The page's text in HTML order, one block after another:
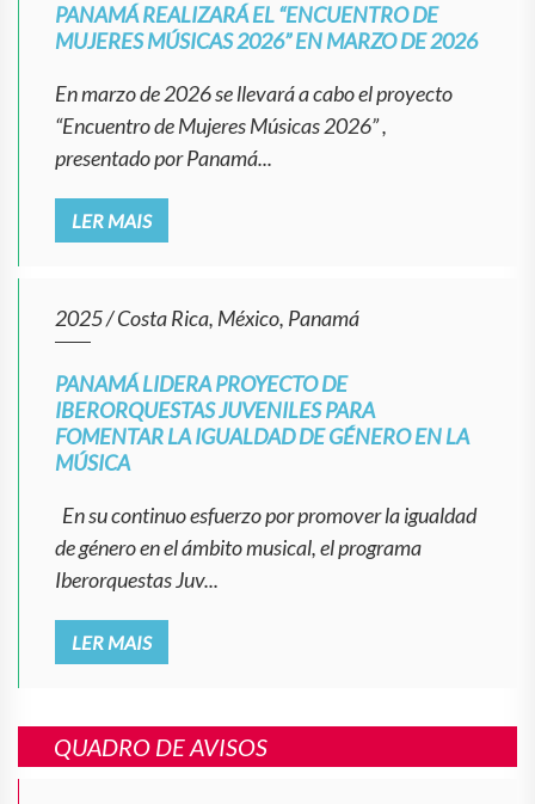
PANAMÁ REALIZARÁ EL “ENCUENTRO DE
MUJERES MÚSICAS 2026” EN MARZO DE 2026
En marzo de 2026 se llevará a cabo el proyecto
“Encuentro de Mujeres Músicas 2026” ,
presentado por Panamá...
LER MAIS
2025/Costa Rica, México, Panamá
PANAMÁ LIDERA PROYECTO DE
IBERORQUESTAS JUVENILES PARA
FOMENTAR LA IGUALDAD DE GÉNERO EN LA
MÚSICA
En su continuo esfuerzo por promover la igualdad
de género en el ámbito musical, el programa
Iberorquestas Juv...
LER MAIS
QUADRO DE AVISOS